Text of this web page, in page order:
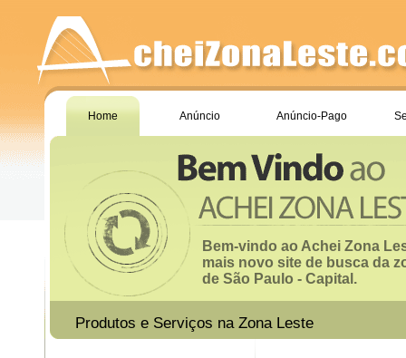
Home Anúncio Anúncio-Pago
Bem-vindo ao Achei Zona
mais novo site de busca da
de São Paulo - Capital.
Produtos e Serviços na Zona Leste